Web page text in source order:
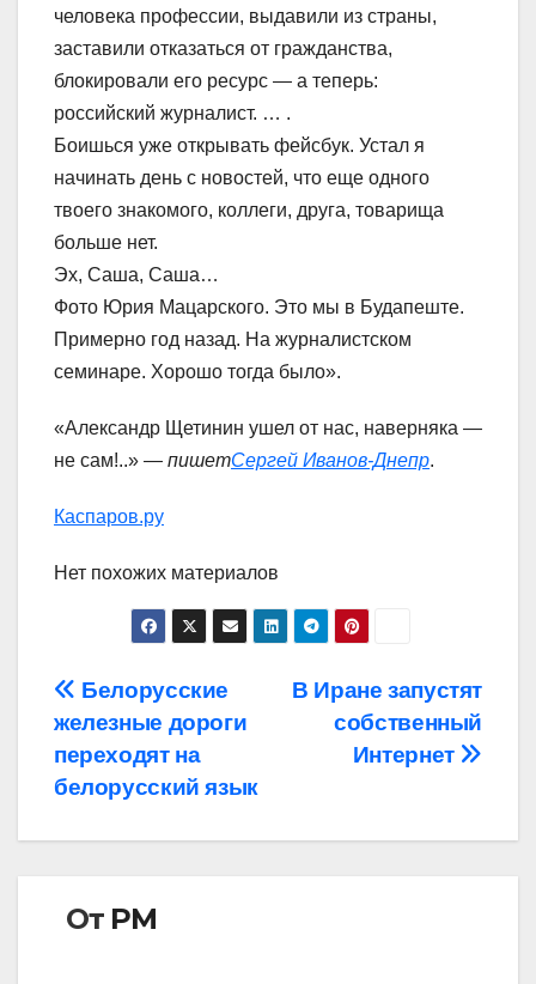
человека профессии, выдавили из страны,
заставили отказаться от гражданства,
блокировали его ресурс — а теперь:
российский журналист. … .
Боишься уже открывать фейсбук. Устал я
начинать день с новостей, что еще одного
твоего знакомого, коллеги, друга, товарища
больше нет.
Эх, Саша, Саша…
Фото Юрия Мацарского. Это мы в Будапеште.
Примерно год назад. На журналистском
семинаре. Хорошо тогда было».
«Александр Щетинин ушел от нас, наверняка —
не сам!..» — пишетСергей Иванов-Днепр.
Каспаров.ру
Нет похожих материалов
Навигация
по
записям
В Иране запустят
собственный
Интернет
Белорусские
железные дороги
переходят на
белорусский язык
От РМ